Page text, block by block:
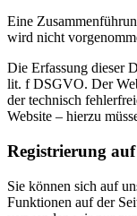
Eine
wird nicht
Die Erfassung dieser
lit. f DSGVO. Der
der technisch
Website – hierzu
Registrierung auf
Sie können sich auf
Funktionen auf der